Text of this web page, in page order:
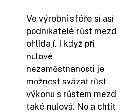
Ve výrobní sféře si asi
podnikatelé růst mezd
ohlídají. I když při
nulové
nezaměstnanosti je
možnost svázat růst
výkonu s růstem mezd
také nulová. No a chtít